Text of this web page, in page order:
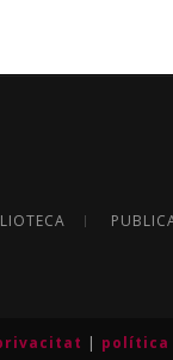
| política